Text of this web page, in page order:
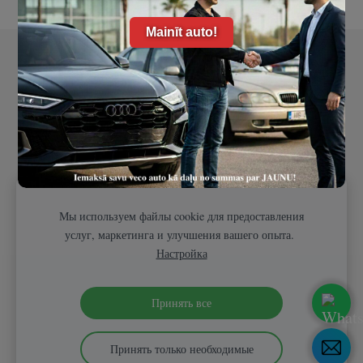
Mainīt auto!
Файлы cookie
Следи за нами в соцсетях!
Мы используем файлы cookie для предоставления
услуг, маркетинга и улучшения вашего опыта.
Настройка
Принять все
Принять только необходимые